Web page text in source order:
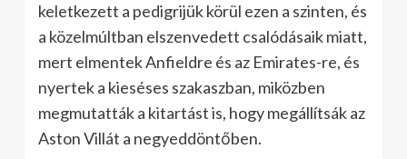
keletkezett a pedigrijük körül ezen a szinten, és
a közelmúltban elszenvedett csalódásaik miatt,
mert elmentek Anfieldre és az Emirates-re, és
nyertek a kieséses szakaszban, miközben
megmutatták a kitartást is, hogy megállítsák az
Aston Villát a negyeddöntőben.